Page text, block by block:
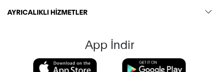
AYRICALIKLI HİZMETLER
App İndir